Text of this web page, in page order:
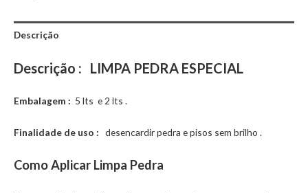
Descrição
Descrição : LIMPA PEDRA ESPECIAL
Embalagem : 5 lts e 2 lts .
Finalidade de uso : desencardir pedra e pisos sem brilho .
Como Aplicar Limpa Pedra